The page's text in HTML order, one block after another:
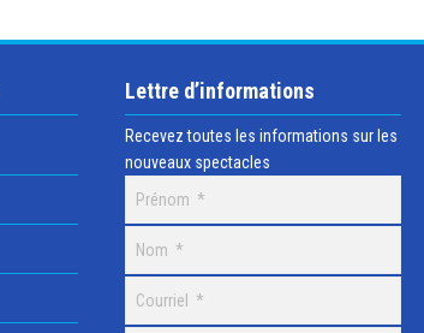
Lettre d’informations
Recevez toutes les informations sur les
nouveaux spectacles